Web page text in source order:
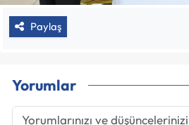
Paylaş
Yorumlar